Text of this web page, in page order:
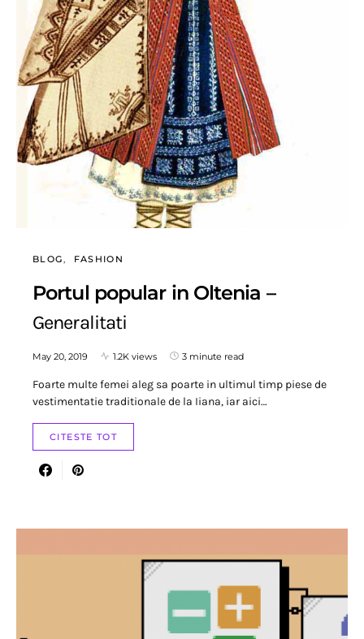
BLOG FASHION
Portul popular in Oltenia –
Generalitati
May 20, 2019 1.2K views 3 minute read
Foarte multe femei aleg sa poarte in ultimul timp piese de
vestimentatie traditionale de la Iiana, iar aici…
CITESTE TOT